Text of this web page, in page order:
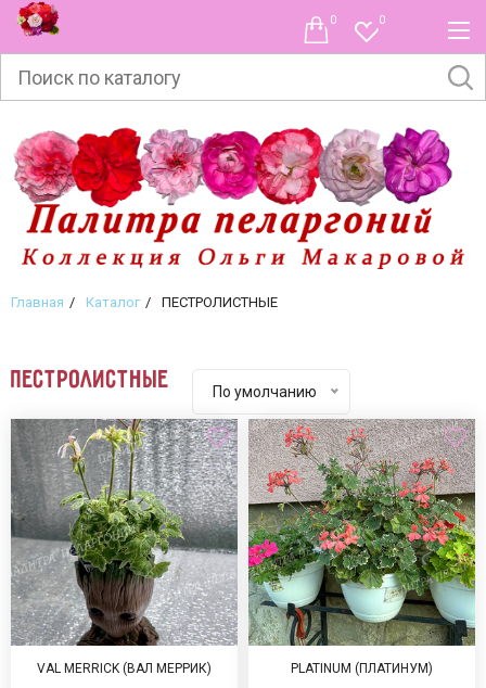
0
0
Главная Каталог ПЕСТРОЛИСТНЫЕ
ПЕСТРОЛИСТНЫЕ По умолчанию
VAL MERRICK (ВАЛ МЕРРИК) PLATINUM (ПЛАТИНУМ)